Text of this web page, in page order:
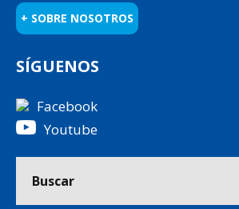
+ SOBRE NOSOTROS
SÍGUENOS
Facebook
Youtube